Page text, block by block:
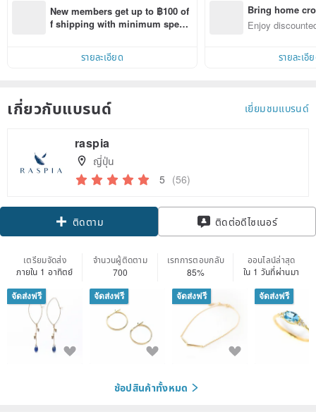
New members get up to ฿100 of
f shipping with minimum spen
รายละเอียด
Bring home
n with ease
Enjoy
รายละเอี
เกี่ยวกับแบรนด์ เยี่ยมชมแบรนด์
raspia
ญี่ปุ่น
5 (56)
ติดตาม ติดต่อดีไซเนอร์
เตรียมจัดส่ง
ภายใน 1 อาทิตย์
จำนวนผู้ติดตาม
700
เรทการตอบกลับ
85%
ออนไลน์ล่าสุด
ใน 1 วันที่ผ่านมา
จัดส่งฟรี จัดส่งฟรี จัดส่งฟรี จัดส่งฟรี
ช้อปสินค้าทั้งหมด